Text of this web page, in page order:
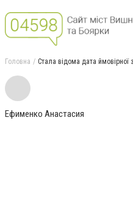
Головна Стала відома дата ймовірної
Ефименко Анастасия